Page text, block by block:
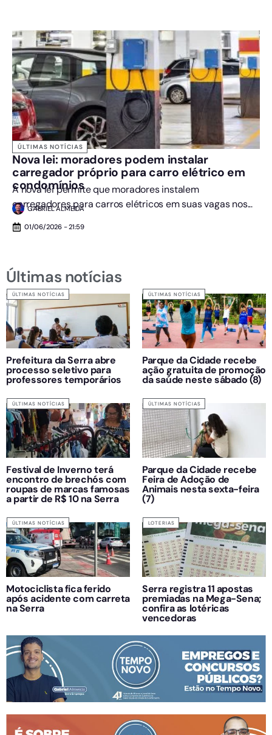
ÚLTIMAS NOTÍCIAS
Nova lei: moradores podem instalar
carregador próprio para carro elétrico em
condomínios
A nova lei permite que moradores instalem
carregadores para carros elétricos em suas vagas nos...
GABRIEL ALMEIDA
01/06/2026 - 21:59
Últimas notícias
ÚLTIMAS NOTÍCIAS
Prefeitura da Serra abre
processo seletivo para
professores temporários
ÚLTIMAS NOTÍCIAS
Parque da Cidade recebe
ação gratuita de promoção
da saúde neste sábado (8)
ÚLTIMAS NOTÍCIAS
Festival de Inverno terá
encontro de brechós com
roupas de marcas famosas
a partir de R$ 10 na Serra
ÚLTIMAS NOTÍCIAS
Parque da Cidade recebe
Feira de Adoção de
Animais nesta sexta-feira
(7)
ÚLTIMAS NOTÍCIAS
Motociclista fica ferido
após acidente com carreta
na Serra
LOTERIAS
Serra registra 11 apostas
premiadas na Mega-Sena;
confira as lotéricas
vencedoras